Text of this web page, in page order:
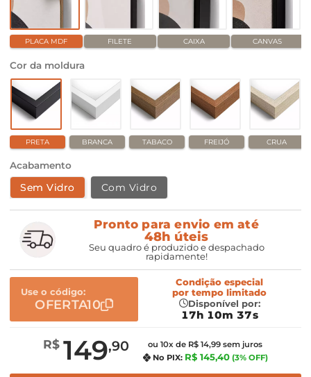
PLACA MDF FILETE CAIXA CANVAS
Cor da moldura
PRETA BRANCA TABACO FREIJÓ CRUA
Acabamento
Sem Vidro Com Vidro
Pronto para envio em até
48h úteis
Seu quadro é produzido e despachado
rapidamente!
Use o código:
OFERTA10
Condição especial
por tempo limitado
Disponível por:
17h 10m 36s
R$ 149,90
ou 10x de R$ 14,99 sem juros
No PIX: R$ 145,40 (3% OFF)